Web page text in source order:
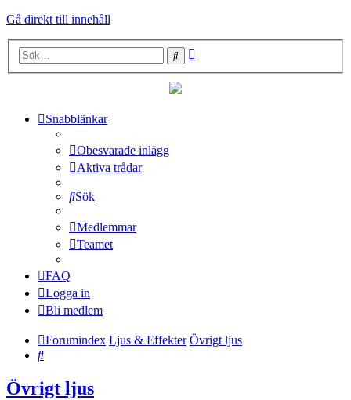
Gå direkt till innehåll
Sök
Snabblänkar
Obesvarade inlägg
Aktiva trådar
Sök
Medlemmar
Teamet
FAQ
Logga in
Bli medlem
Forumindex Ljus & Effekter Övrigt ljus
Sök
Övrigt ljus